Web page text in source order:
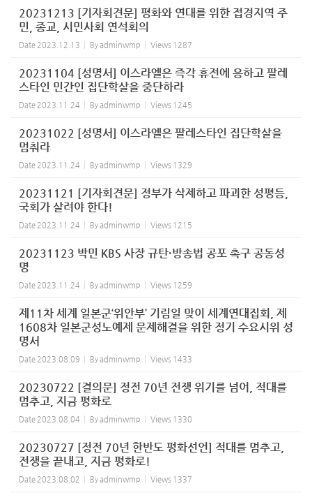
20231213 [기자회견문] 평화와 연대를 위한 접경지역 주
민, 종교, 시민사회 연석회의
Date 2023.12.13 Byadminwmp Views 1287
20231104 [성명서] 이스라엘은 즉각 휴전에 응하고 팔레
스타인 민간인 집단학살을 중단하라
Date 2023.11.24 Byadminwmp Views 1245
20231022 [성명서] 이스라엘은 팔레스타인 집단학살을
멈춰라
Date 2023.11.24 Byadminwmp Views 1329
20231121 [기자회견문] 정부가 삭제하고 파괴한 성평등,
국회가 살려야 한다!
Date 2023.11.24 Byadminwmp Views 1215
20231123 박민 KBS 사장 규탄·방송법 공포 촉구 공동성
명
Date 2023.11.24 Byadminwmp Views 1259
제11차 세계 일본군‘위안부’ 기림일 맞이 세계연대집회, 제
1608차 일본군성노예제 문제해결을 위한 정기 수요시위 성
명서
Date 2023.08.09 Byadminwmp Views 1433
20230722 [결의문] 정전 70년 전쟁 위기를 넘어, 적대를
멈추고, 지금 평화로
Date 2023.08.04 Byadminwmp Views 1330
20230727 [정전 70년 한반도 평화선언] 적대를 멈추고,
전쟁을 끝내고, 지금 평화로!
Date 2023.08.02 Byadminwmp Views 1337